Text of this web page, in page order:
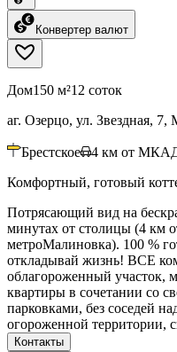
Конвертер валют
Дом150 м²12 соток
аг. Озерцо, ул. Звездная,
Брестское 4 км от
Комфортный, готовый
Потрясающий вид на
минутах от столицы (4 км
метроМалиновка). 100 %
откладывай жизнь! ВСЕ
облагороженный участок,
квартиры в сочетании со
парковками, без соседей
огороженной территории,
Контакты